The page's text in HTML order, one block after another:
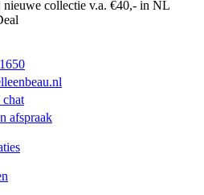
nieuwe collectie v.a. €40,- in NL
chat
afspraak